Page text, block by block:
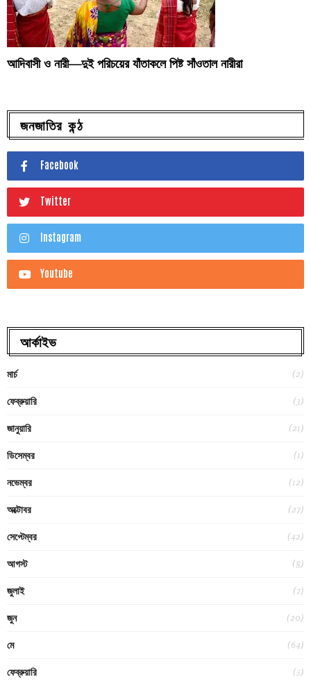
আদিবাসী ও নারী—দুই পরিচয়ের যাঁতাকলে পিষ্ট সাঁওতাল নারীরা
জনজাতির কন্ঠ
Facebook
Twitter
Instagram
Youtube
আর্কাইভ
মার্চ (2)
ফেব্রুয়ারি (3)
জানুয়ারি (21)
ডিসেম্বর (1)
নভেম্বর (12)
অক্টোবর (27)
সেপ্টেম্বর (42)
আগস্ট (8)
জুলাই (7)
জুন (20)
মে (64)
ফেব্রুয়ারি (5)